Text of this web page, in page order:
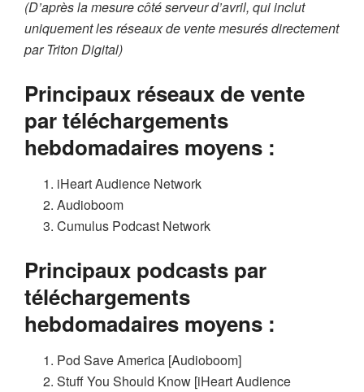
(D’après la mesure côté serveur d’avril, qui inclut
uniquement les réseaux de vente mesurés directement
par Triton Digital)
Principaux réseaux de vente
par téléchargements
hebdomadaires moyens :
iHeart Audience Network
Audioboom
Cumulus Podcast Network
Principaux podcasts par
téléchargements
hebdomadaires moyens :
Pod Save America [Audioboom]
Stuff You Should Know [iHeart Audience